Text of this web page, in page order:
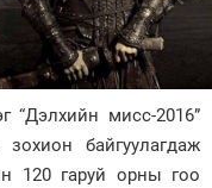
“Дэлхийн мисс-2016”
байгуулагдаж
120 гаруй орны гоо